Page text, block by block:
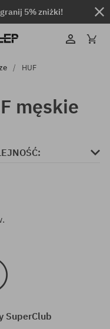
5% zniżki!
HUF
męskie
SuperClub